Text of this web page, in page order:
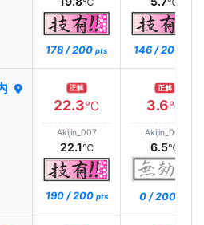
178 / 200 pts 146 / 200
正解
22.3℃
Akijin_007
22.1℃
190 / 200 pts
正解
3.6℃
Akijin_007
6.5℃
0 / 200